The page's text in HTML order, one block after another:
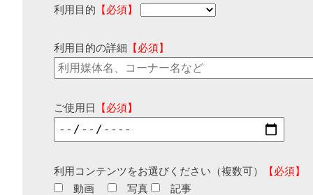
利用目的 【必須】
利用目的の詳細 【必須】
ご使用日 【必須】
利用コンテンツをお選びください（複数可）
【必須】
動画
写真 記事